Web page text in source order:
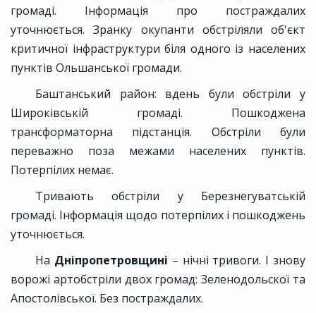
громаді. Інформація про постраждалих
уточнюється. Зранку окупанти обстріляли об'єкт
критичної інфраструктури біля одного із населених
пунктів Ольшанської громади.
Баштанський район: вдень були обстріли у
Широківській громаді. Пошкоджена
трансформаторна підстанція. Обстріли були
переважно поза межами населених пунктів.
Потерпілих немає.
Тривають обстріли у Березнегуватській
громаді. Інформація щодо потерпілих і пошкоджень
уточнюється.
На Дніпропетровщині – нічні тривоги. І знову
ворожі артобстріли двох громад: Зеленодольскої та
Апостолівської. Без постраждалих.